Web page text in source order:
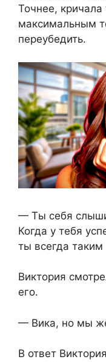
Точнее, кричала
максимальным
переубедить.
— Ты себя
Когда у тебя
ты всегда таким
Виктория
его.
— Вика, но мы
В ответ